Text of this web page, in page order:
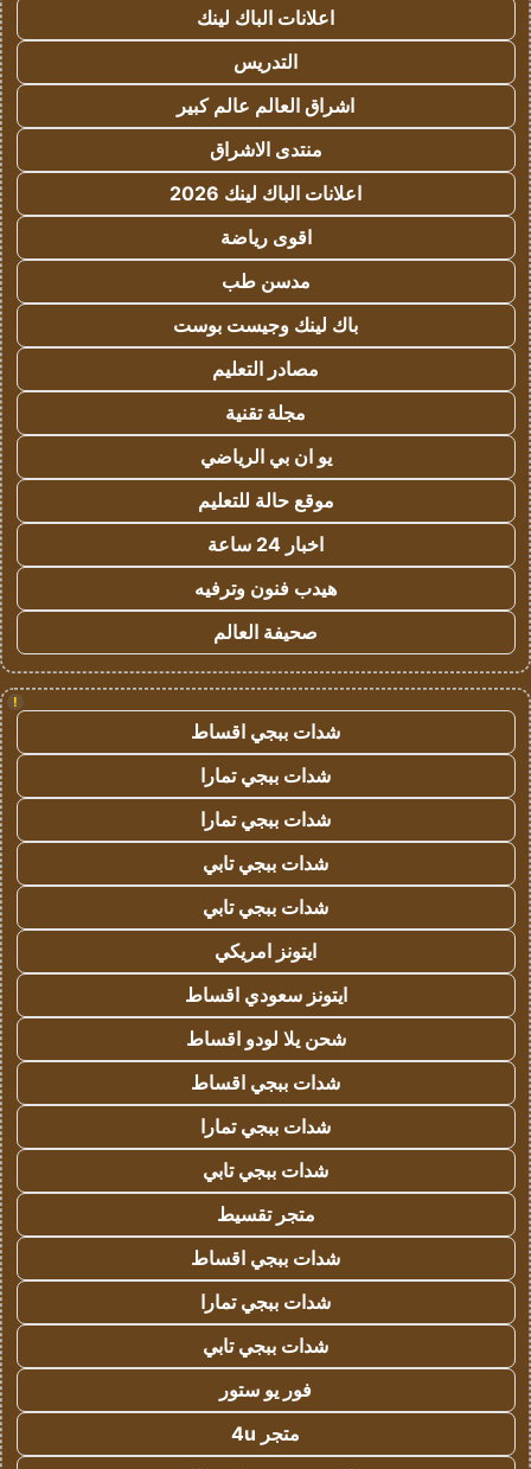
اعلانات الباك لينك
التدريس
اشراق العالم عالم كبير
منتدى الاشراق
اعلانات الباك لينك 2026
اقوى رياضة
مدسن طب
باك لينك وجيست بوست
مصادر التعليم
مجلة تقنية
يو ان بي الرياضي
موقع حالة للتعليم
اخبار 24 ساعة
هيدب فنون وترفيه
صحيفة العالم
!
شدات ببجي اقساط
شدات ببجي تمارا
شدات ببجي تمارا
شدات ببجي تابي
شدات ببجي تابي
ايتونز امريكي
ايتونز سعودي اقساط
شحن يلا لودو اقساط
شدات ببجي اقساط
شدات ببجي تمارا
شدات ببجي تابي
متجر تقسيط
شدات ببجي اقساط
شدات ببجي تمارا
شدات ببجي تابي
فور يو ستور
متجر 4u